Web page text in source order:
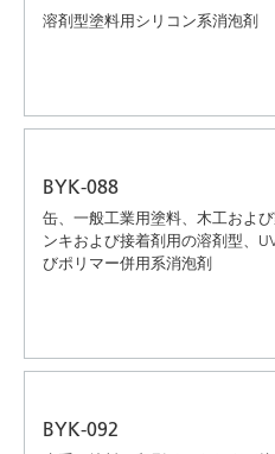
溶剤型塗料用シリコン系消泡剤
BYK-088
缶、一般工業用塗料、木工およ
ンキおよび接着剤用の溶剤型、
びポリマー併用系消泡剤
BYK-092